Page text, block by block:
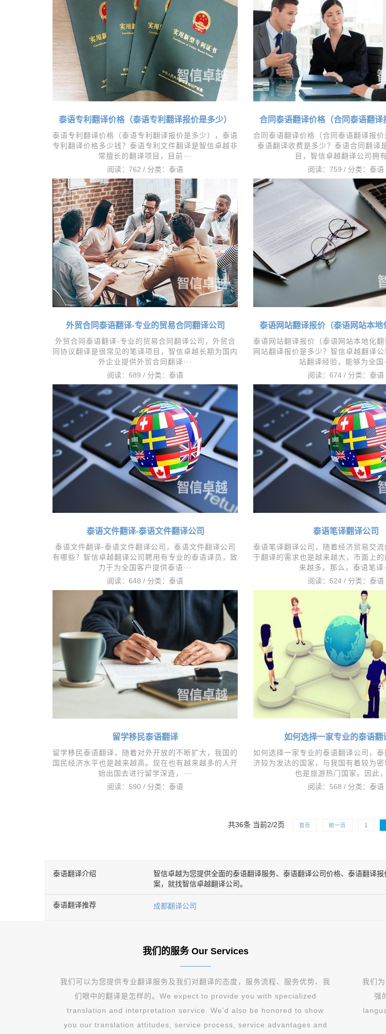
泰语专利翻译价格（泰语专利翻译报价是多少）
泰语专利翻译价格（泰语专利翻译报价是多少），​泰语
专利翻译价格多少钱？泰语专利文件翻译是智信卓越非
常擅长的翻译项目，目前···
阅读：762 / 分类： 泰语
合同泰语翻译价格（合同泰语翻译
合同泰语翻译价格（合同泰语翻译报价
泰语翻译收费是多少？泰语合同翻译
目，智信卓越翻译公司拥有
阅读：759 / 分类： 泰语
外贸合同泰语翻译-专业的贸易合同翻译公司
​外贸合同泰语翻译-专业的贸易合同翻译公司，外贸合
同协议翻译是很常见的笔译项目，智信卓越长期为国内
外企业提供外贸合同翻译···
阅读：689 / 分类： 泰语
泰语网站翻译报价（泰语网站本地
泰语网站翻译报价（泰语网站本地化
网站翻译报价是多少？智信卓越翻译
站翻译经验，能够为全国
阅读：674 / 分类： 泰语
泰语文件翻译-泰语文件翻译公司
泰语文件翻译-泰语文件翻译公司，​泰语文件翻译公司
有哪些？智信卓越翻译公司聘用有专业的泰语译员，致
力于为全国客户提供泰语···
阅读：648 / 分类： 泰语
泰语笔译翻译公司
泰语笔译翻译公司，随着经济贸易交
于翻译的需求也是越来越大，市面上
来越多。那么，泰语笔译
阅读：624 / 分类： 泰语
留学移民泰语翻译
留学移民泰语翻译，​随着对外开放的不断扩大，我国的
国民经济水平也是越来越高。现在也有越来越多的人开
始出国去进行留学深造，···
阅读：590 / 分类： 泰语
如何选择一家专业的泰语翻
如何选择一家专业的泰语翻译公司，
济较为发达的国家，与我国有着较为密
也是旅游热门国家。因此，
阅读：568 / 分类： 泰语
共36条 当前2/2页 首页 前一页 1
泰语翻译介绍
智信卓越为您提供全面的泰语翻译服务、泰语翻译公司价格、泰语翻译
案，就找智信卓越翻译公司。
泰语翻译推荐 成都翻译公司
我们的服务 Our Services
我们可以为您提供专业翻译服务及我们对翻译的态度，服务流程、服务优势、我
们眼中的翻译是怎样的。We expect to provide you with specialized
translation and interpretation service. We’d also be honored to show
you our translation attitudes, service process, service advantages and
我们
强